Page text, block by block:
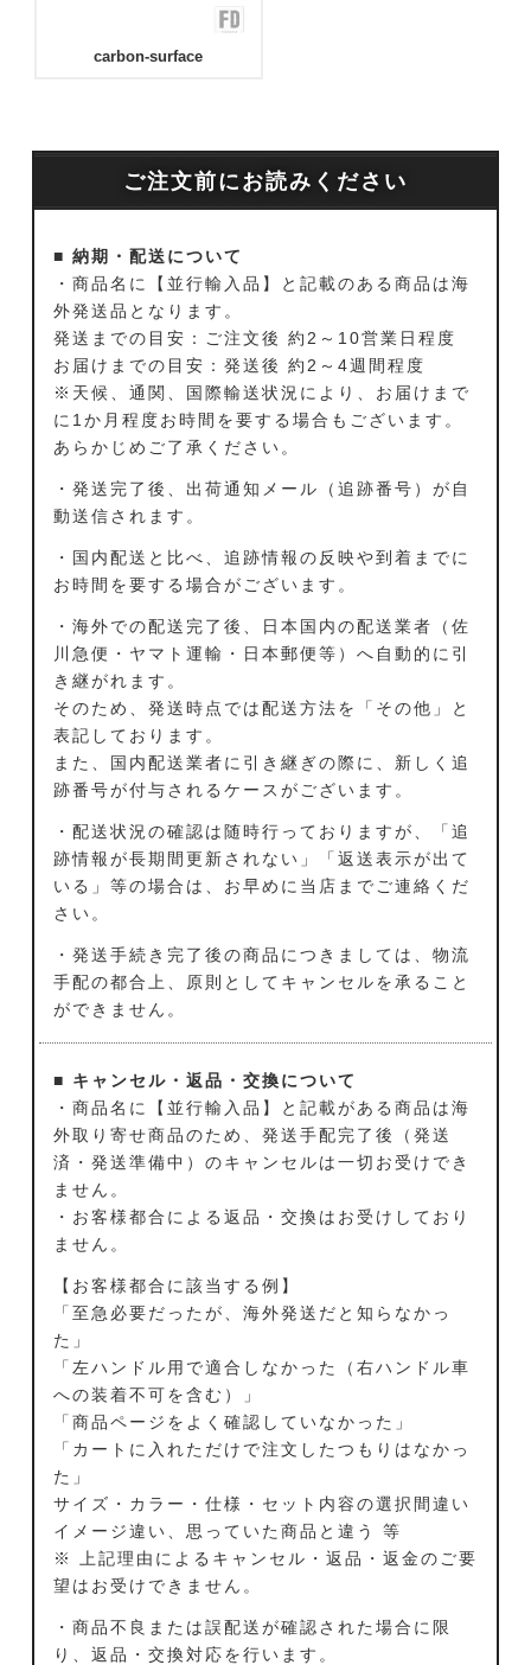
carbon-surface
ご注文前にお読みください
■ 納期・配送について
・商品名に【並行輸入品】と記載のある商品は海
外発送品となります。
発送までの目安：ご注文後 約2～10営業日程度
お届けまでの目安：発送後 約2～4週間程度
※天候、通関、国際輸送状況により、お届けまで
に1か月程度お時間を要する場合もございます。
あらかじめご了承ください。
・発送完了後、出荷通知メール（追跡番号）が自
動送信されます。
・国内配送と比べ、追跡情報の反映や到着までに
お時間を要する場合がございます。
・海外での配送完了後、日本国内の配送業者（佐
川急便・ヤマト運輸・日本郵便等）へ自動的に引
き継がれます。
そのため、発送時点では配送方法を「その他」と
表記しております。
また、国内配送業者に引き継ぎの際に、新しく追
跡番号が付与されるケースがございます。
・配送状況の確認は随時行っておりますが、「追
跡情報が長期間更新されない」「返送表示が出て
いる」等の場合は、お早めに当店までご連絡くだ
さい。
・発送手続き完了後の商品につきましては、物流
手配の都合上、原則としてキャンセルを承ること
ができません。
■ キャンセル・返品・交換について
・商品名に【並行輸入品】と記載がある商品は海
外取り寄せ商品のため、発送手配完了後（発送
済・発送準備中）のキャンセルは一切お受けでき
ません。
・お客様都合による返品・交換はお受けしており
ません。
【お客様都合に該当する例】
「至急必要だったが、海外発送だと知らなかっ
た」
「左ハンドル用で適合しなかった（右ハンドル車
への装着不可を含む）」
「商品ページをよく確認していなかった」
「カートに入れただけで注文したつもりはなかっ
た」
サイズ・カラー・仕様・セット内容の選択間違い
イメージ違い、思っていた商品と違う 等
※ 上記理由によるキャンセル・返品・返金のご要
望はお受けできません。
・商品不良または誤配送が確認された場合に限
り、返品・交換対応を行います。